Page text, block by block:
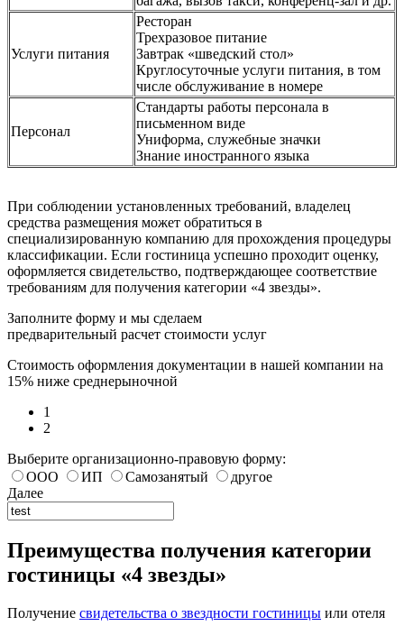
Услуги питания
Ресторан
Трехразовое питание
Завтрак «шведский стол»
Круглосуточные услуги питания, в том
числе обслуживание в номере
Персонал
Стандарты работы персонала в
письменном виде
Униформа, служебные значки
Знание иностранного языка
При соблюдении установленных требований, владелец
средства размещения может обратиться в
специализированную компанию для прохождения процедуры
классификации. Если гостиница успешно проходит оценку,
оформляется свидетельство, подтверждающее соответствие
требованиям для получения категории «4 звезды».
Заполните форму и мы сделаем
предварительный расчет стоимости услуг
Стоимость оформления документации в нашей компании на
15% ниже среднерыночной
1
2
Выберите организационно-правовую форму:
ООО
ИП Самозанятый
другое
Далее
Преимущества получения категории
гостиницы «4 звезды»
Получение свидетельства о звездности гостиницы или отеля